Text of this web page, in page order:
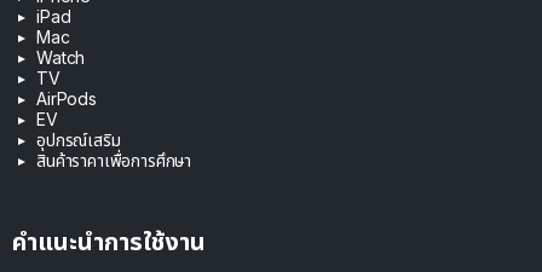
iPad
Mac
Watch
TV
AirPods
EV
อุปกรณ์เสริม
สินค้าราคาเพื่อการศึกษา
คำแนะนำการใช้งาน